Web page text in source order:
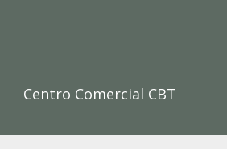
Centro Comercial CBT